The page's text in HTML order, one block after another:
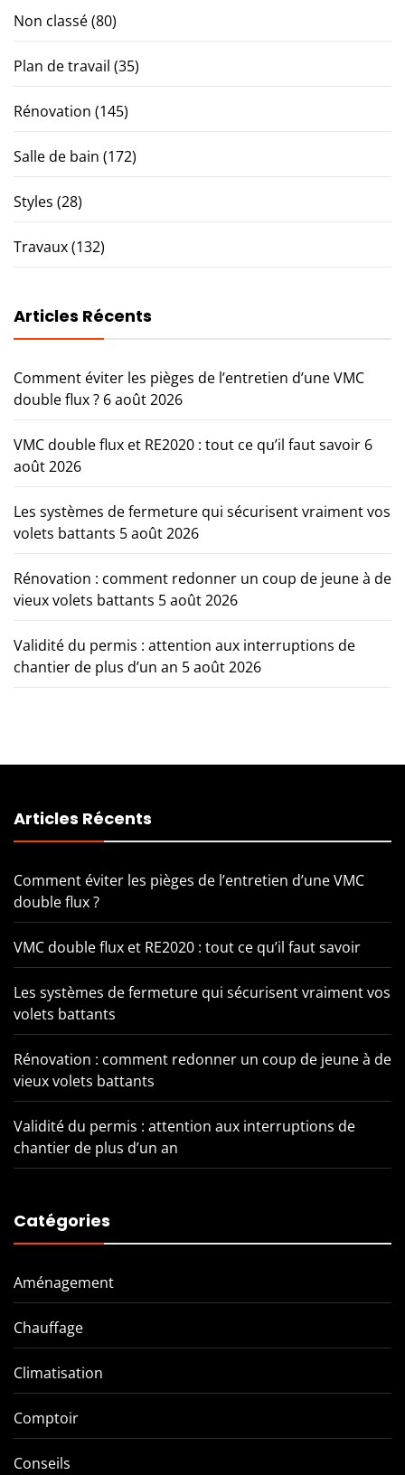
Non classé(80)
Plan de travail (35)
Rénovation (145)
Salle de bain (172)
Styles (28)
Travaux(132)
Articles Récents
Comment éviter les pièges de l’entretien d’une VMC
double flux ? 6 août 2026
VMC double flux et RE2020 : tout ce qu’il faut savoir 6
août 2026
Les systèmes de fermeture qui sécurisent vraiment vos
volets battants 5 août 2026
Rénovation : comment redonner un coup de jeune à de
vieux volets battants 5 août 2026
Validité du permis : attention aux interruptions de
chantier de plus d’un an 5 août 2026
Articles Récents
Comment éviter les pièges de l’entretien d’une VMC
double flux ?
VMC double flux et RE2020 : tout ce qu’il faut savoir
Les systèmes de fermeture qui sécurisent vraiment vos
volets battants
Rénovation : comment redonner un coup de jeune à de
vieux volets battants
Validité du permis : attention aux interruptions de
chantier de plus d’un an
Catégories
Aménagement
Chauffage
Climatisation
Comptoir
Conseils